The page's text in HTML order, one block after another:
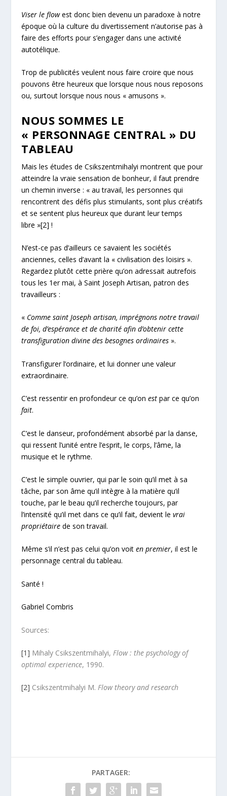
Viser le flowest donc bien devenu un paradoxe à notre
époque où la culture du divertissement n’autorise pas à
faire des efforts pour s’engager dans une activité
autotélique.
Trop de publicités veulent nous faire croire que nous
pouvons être heureux que lorsque nous nous reposons
ou, surtout lorsque nous nous « amusons ».
NOUS SOMMES LE
« PERSONNAGE CENTRAL » DU
TABLEAU
Mais les études de Csikszentmihalyi montrent que pour
atteindre la vraie sensation de bonheur, il faut prendre
un chemin inverse : « au travail, les personnes qui
rencontrent des défis plus stimulants, sont plus créatifs
et se sentent plus heureux que durant leur temps
libre »[2] !
N’est-ce pas d’ailleurs ce savaient les sociétés
anciennes, celles d’avant la « civilisation des loisirs ».
Regardez plutôt cette prière qu’on adressait autrefois
tous les 1er mai, à Saint Joseph Artisan, patron des
travailleurs :
« Comme saint Joseph artisan, imprégnons notre travail
de foi, d’espérance et de charité afin d’obtenir cette
transfiguration divine des besognes ordinaires ».
Transfigurer l’ordinaire, et lui donner une valeur
extraordinaire.
C’est ressentir en profondeur ce qu’onestpar ce qu’on
fait.
C’est le danseur, profondément absorbé par la danse,
qui ressent l’unité entre l’esprit, le corps, l’âme, la
musique et le rythme.
C’est le simple ouvrier, qui par le soin qu’il met à sa
tâche, par son âme qu’il intègre à la matière qu’il
touche, par le beau qu’il recherche toujours, par
l’intensité qu’il met dans ce qu’il fait, devient levrai
propriétaire de son travail.
Même s’il n’est pas celui qu’on voiten premier, il est le
personnage central du tableau.
Santé !
Gabriel Combris
Sources:
[1] Mihaly Csikszentmihalyi,Flow : the psychology of
optimal experience, 1990.
[2] Csikszentmihalyi M.Flow theory and research
PARTAGER: